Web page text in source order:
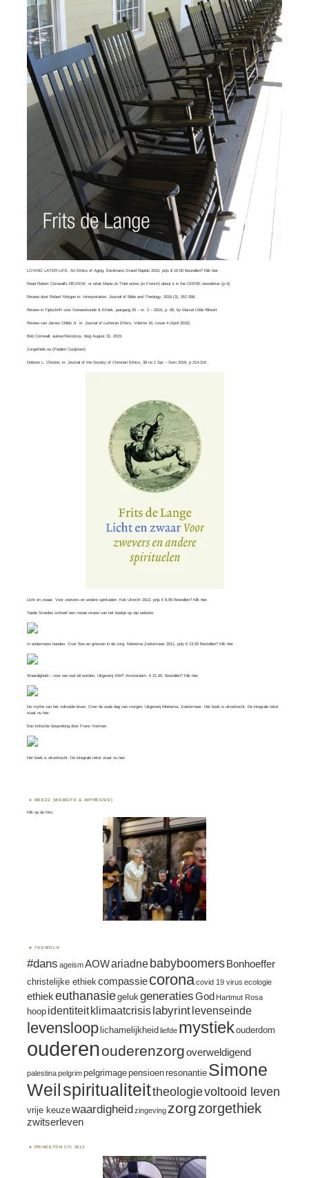
LOVING LATER LIFE. An Ethics of Aging. Eerdmans Grand Rapids 2015, prijs $ 19.00 Bestellen? Klikhier.
ReadRobert Cornwall’s REVIEW, or whatMarie-Jo Thiel writes (in French) about it in the CEERE newsletter (p.4).
Review door Robert Morgan in:Interpretation. Journal of Bible and Theology, 2018 (3), 357-358.
Review in Tijdschrift voor Geneeskunde & Ethiek, jaargang 26 – nr. 2 – 2016, p. 65, byMarcel Olde Rikkert
Review vanJames Childs Jr. in:Journal of Lutheran Ethics,Volume 16, Issue 4​ (April 2016)
Bob Cornwall, auteur/historicus, blog August 31, 2015.
Zorgethiek.nu (Paulien Cozijnsen)
Dolores L. Christie, in:Journal of the Society of Christian Ethics, 38 no 1 Spr – Sum 2018, p 214-216
Licht en zwaar. Voor zwevers en andere spirituelen. Kok Utrecht 2013, prijs € 9,95 Bestellen? Klikhier
Taede Smedes schreef een mooie review van het boekje op zijnwebsite
In andermans handen. Over flow en grenzen in de zorg. Meinema Zoetermeer 2011, prijs € 13,50 Bestellen? Klikhier.
Waardigheid – voor wie oud wil worden, Uitgeverij SWP Amsterdam, € 21,50. Bestellen? Klikhier
De mythe van het voltooide leven. Over de oude dag van morgen, Uitgeverij Meinema, Zoetermeer. Het boek is uitverkocht. De integrale tekst
staat nuhier.
Een kritische bespreking doorFrans Vosman.
Het boek is uitverkocht. De integrale tekst staat nuhier.
MEEZZ (WEBSITE & IMPRESSIE)
Klik op de foto
TAGWOLK
#dans ageismAOWariadnebabyboomers Bonhoeffer
christelijke ethiek compassiecoronacovid 19 virus ecologie
ethiekeuthanasiegeluk generatiesGod Hartmut Rosa
hoop identiteit klimaatcrisislabyrint levenseinde
levensloop lichamelijkheid liefde mystiekouderdom
ouderenouderenzorgoverweldigend
palestinapelgrimpelgrimagepensioenresonantie Simone
Weilspiritualiteittheologievoltooid leven
vrije keuzewaardigheidzingeving zorgzorgethiek
zwitserleven
PRINCETON CTI 2012